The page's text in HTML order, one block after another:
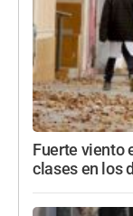
Fuerte viento
clases en los